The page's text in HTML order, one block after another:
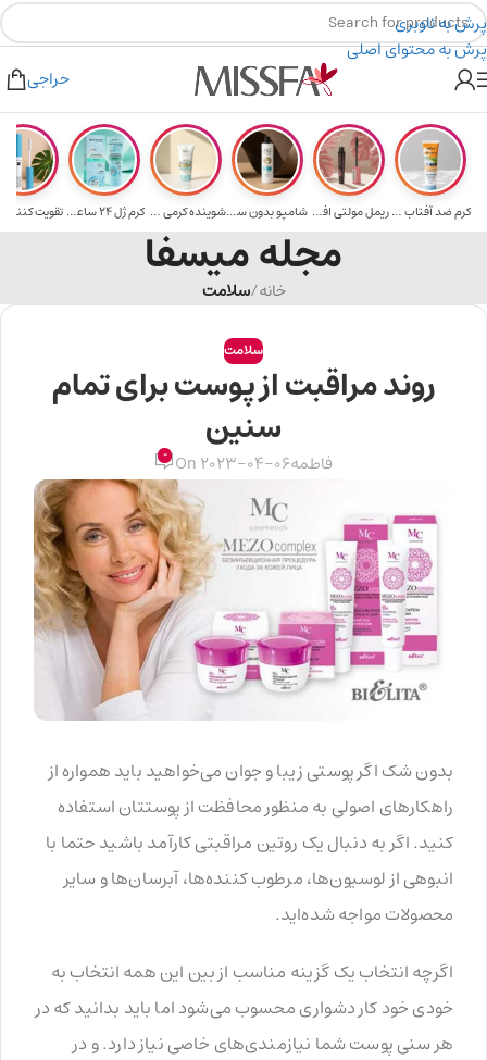
پرش به ناوبری
پرش به محتوای اصلی
۲٪ تخفیف روی سبد خرید برای روش کارت به کارت
۵ میلیون تومن
حراجی
کرم ضد آفتاب حا... ریمل مولتی افکت... شامپو بدون سولف... شوینده کرمی صور... کرم ژل ۲۴ ساعته... تقویت‌ کننده
مجله میسفا
خانه/سلامت
سلامت
روند مراقبت از پوست برای تمام
سنین
فاطمهOn 2023-04-06
0
بدون شک اگر پوستی زیبا و جوان می‌خواهید باید همواره از
راهکارهای اصولی به منظور محافظت از پوستتان استفاده
کنید. اگر به دنبال یک روتین مراقبتی کارآمد باشید حتما با
انبوهی از لوسیون‌ها، مرطوب کننده‌ها، آبرسان‌ها و سایر
محصولات مواجه شده‌اید.
اگرچه انتخاب یک گزینه مناسب از بین این همه انتخاب به
خودی خود کار دشواری محسوب می‌شود اما باید بدانید که در
هر سنی پوست شما نیازمندی‌های خاصی نیاز دارد. و در